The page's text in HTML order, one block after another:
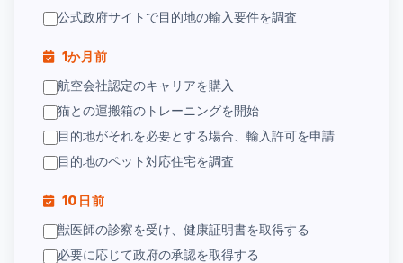
公式政府サイトで目的地の輸入要件を調査
1か月前
航空会社認定のキャリアを購入
猫との運搬箱のトレーニングを開始
目的地がそれを必要とする場合、輸入許可を申請
目的地のペット対応住宅を調査
10日前
獣医師の診察を受け、健康証明書を取得する
必要に応じて政府の承認を取得する